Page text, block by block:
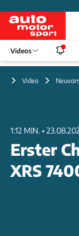
Videos
Video
1:12 MIN. •
Erster
XRS